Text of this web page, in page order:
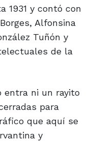
1931 y contó con
Alfonsina
Tuñón y
de la
entra ni un rayito
para
que aquí se
y